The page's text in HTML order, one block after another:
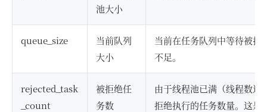
池大小
queue_size
当前队列
大小
当前在任务队列中等待被执
不足。
rejected_task
_count
被拒绝任
务数
由于线程池已满（线程数达
拒绝执行的任务数量。这是